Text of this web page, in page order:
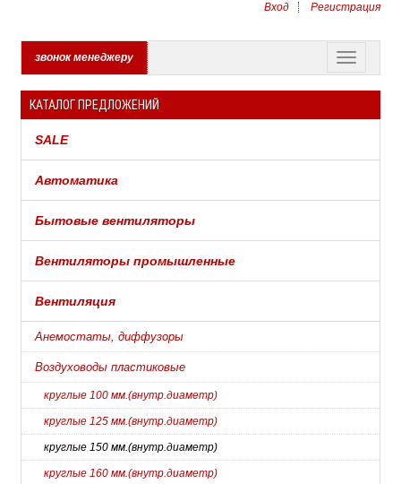
Вход Регистрация
звонок менеджеру
КАТАЛОГ ПРЕДЛОЖЕНИЙ
SALE
Автоматика
Бытовые вентиляторы
Вентиляторы промышленные
Вентиляция
Анемостаты, диффузоры
Воздуховоды пластиковые
круглые 100 мм.(внутр.диаметр)
круглые 125 мм.(внутр.диаметр)
круглые 150 мм.(внутр.диаметр)
круглые 160 мм.(внутр.диаметр)